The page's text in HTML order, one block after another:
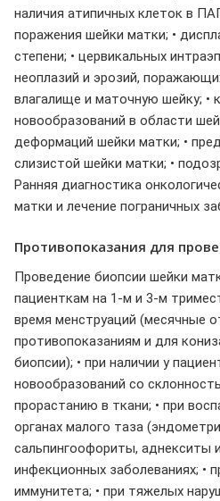
наличия атипичных клеток в
поражения шейки матки; •
степени; • цервикальных
неоплазий и эрозий,
влагалище и маточную шейку; •
новообразований в области
деформаций шейки матки; •
слизистой шейки матки; •
Ранняя диагностика
матки и лечение пограничных
Противопоказания для
Проведение биопсии шейки
пациенткам на 1-м и 3-м
время менструаций (месячные
противопоказаниям и для
биопсии); • при наличии у
новообразований со
прорастанию в ткани; • при
органах малого таза
сальпингоофориты, аднекситы
инфекционных заболеваниях; •
иммунитета; • при тяжелых